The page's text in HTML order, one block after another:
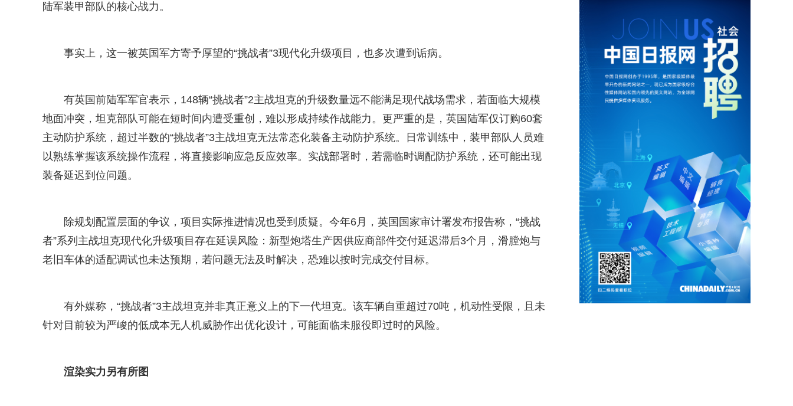
陆军装甲部队的核心战力。
事实上，这一被英国军方寄予厚望的“挑战者”3现代化升级项目，也多次遭到诟病。
有英国前陆军军官表示，148辆“挑战者”2主战坦克的升级数量远不能满足现代战场需求，若面临大规模
地面冲突，坦克部队可能在短时间内遭受重创，难以形成持续作战能力。更严重的是，英国陆军仅订购60套
主动防护系统，超过半数的“挑战者”3主战坦克无法常态化装备主动防护系统。日常训练中，装甲部队人员难
以熟练掌握该系统操作流程，将直接影响应急反应效率。实战部署时，若需临时调配防护系统，还可能出现
装备延迟到位问题。
除规划配置层面的争议，项目实际推进情况也受到质疑。今年6月，英国国家审计署发布报告称，“挑战
者”系列主战坦克现代化升级项目存在延误风险：新型炮塔生产因供应商部件交付延迟滞后3个月，滑膛炮与
老旧车体的适配调试也未达预期，若问题无法及时解决，恐难以按时完成交付目标。
有外媒称，“挑战者”3主战坦克并非真正意义上的下一代坦克。该车辆自重超过70吨，机动性受限，且未
针对目前较为严峻的低成本无人机威胁作出优化设计，可能面临未服役即过时的风险。
渲染实力另有所图